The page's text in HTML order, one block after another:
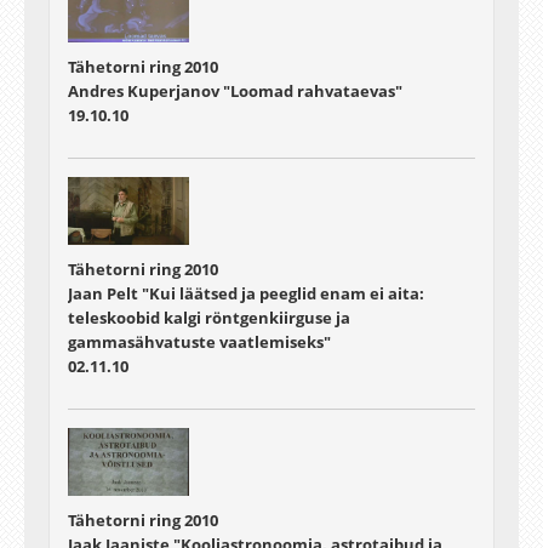
Tähetorni ring 2010
Andres Kuperjanov "Loomad rahvataevas"
19.10.10
Tähetorni ring 2010
Jaan Pelt "Kui läätsed ja peeglid enam ei aita:
teleskoobid kalgi röntgenkiirguse ja
gammasähvatuste vaatlemiseks"
02.11.10
Tähetorni ring 2010